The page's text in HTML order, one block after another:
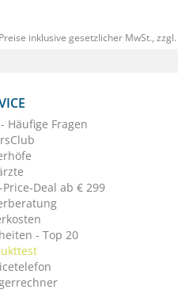
Preise inklusive gesetzlicher MwSt., zzgl.
- Häufige Fragen
Price-Deal ab € 299
- Top 20